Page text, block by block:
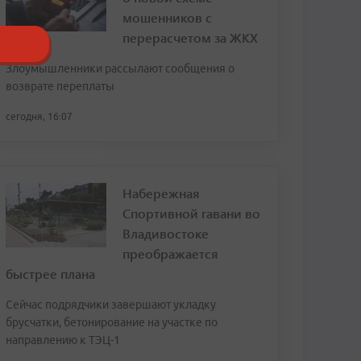
мошенников с
перерасчетом за ЖКХ
Злоумышленники рассылают сообщения о
возврате переплаты
сегодня, 16:07
Набережная
Спортивной гавани во
Владивостоке
преображается
быстрее плана
Сейчас подрядчики завершают укладку
брусчатки, бетонирование на участке по
направлению к ТЭЦ-1